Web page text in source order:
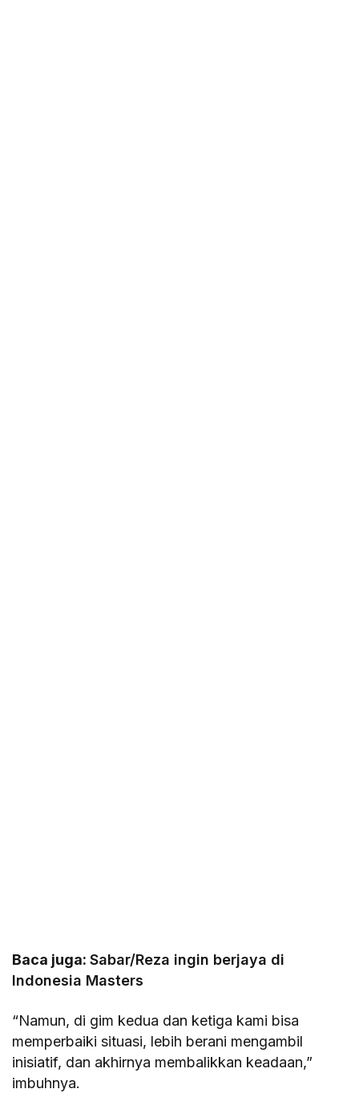
Baca juga:Sabar/Reza ingin berjaya di
Indonesia Masters
“Namun, di gim kedua dan ketiga kami bisa
memperbaiki situasi, lebih berani mengambil
inisiatif, dan akhirnya membalikkan keadaan,”
imbuhnya.